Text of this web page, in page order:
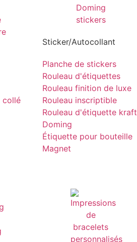
collé
Sticker/Autocollant
Planche de stickers
Rouleau d'étiquettes
Rouleau finition de luxe
Rouleau inscriptible
Rouleau d'étiquette kraft
Doming
Étiquette pour bouteille
Magnet